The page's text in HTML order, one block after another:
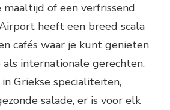
maaltijd of een verfrissend
heeft een breed scala
cafés waar je kunt genieten
internationale gerechten.
Griekse specialiteiten,
salade, er is voor elk